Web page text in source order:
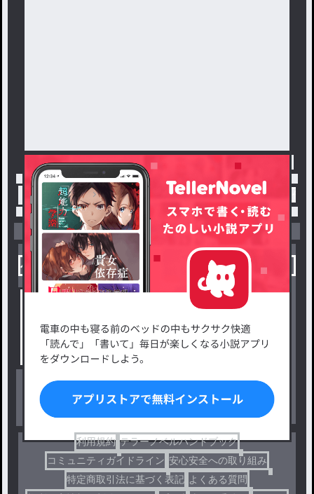
トップ 「うるる@男メイド姫&イラコン中」最新作
小説を探す
小説コンテスト応募・公募
出版・メディアミックス作品
ジャンルから探す
恋愛・ロマンス
ファンタジー・異世界・SF
ドラマ
利用規約 テラーノベルハンドブック
コミュニティガイドライン 安心安全への取り組み
特定商取引法に基づく表記 よくある質問